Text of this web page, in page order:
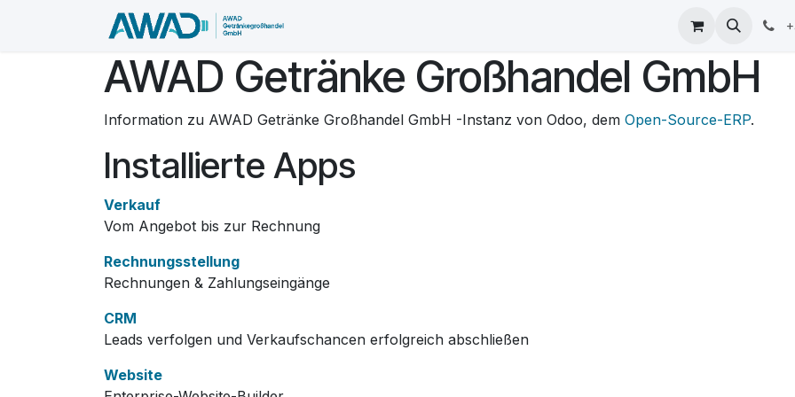
Zum Inhalt springen
Sirups Snacks
AWAD Getränke Großhandel GmbH
Information zu AWAD Getränke Großhandel GmbH -Instanz von Odoo, dem Open-Source-ERP.
Installierte Apps
Verkauf
Vom Angebot bis zur Rechnung
Rechnungsstellung
Rechnungen & Zahlungseingänge
CRM
Leads verfolgen und Verkaufschancen erfolgreich abschließen
Website